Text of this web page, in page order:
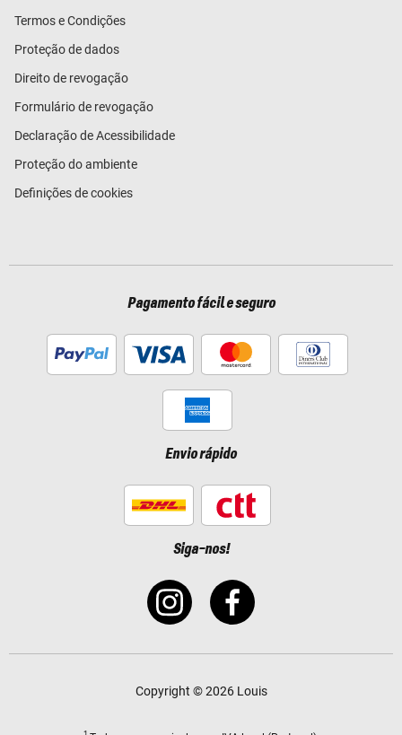
Termos e Condições
Proteção de dados
Direito de revogação
Formulário de revogação
Declaração de Acessibilidade
Proteção do ambiente
Definições de cookies
Pagamento fácil e seguro
Envio rápido
Siga-nos!
Copyright © 2026 Louis